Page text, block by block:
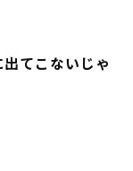
てこないじゃ